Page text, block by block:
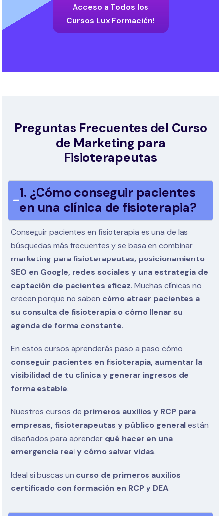
Acceso a Todos los
Cursos Lux Formación!
Preguntas Frecuentes del Curso
de Marketing para
Fisioterapeutas
1. ¿Cómo conseguir pacientes
en una clínica de fisioterapia?
Conseguir pacientes en fisioterapia es una de las
búsquedas más frecuentes y se basa en combinar
marketing para fisioterapeutas, posicionamiento
SEO en Google, redes sociales y una estrategia de
captación de pacientes eficaz. Muchas clínicas no
crecen porque no saben cómo atraer pacientes a
su consulta de fisioterapia o cómo llenar su
agenda de forma constante.
En estos cursos aprenderás paso a paso cómo
conseguir pacientes en fisioterapia, aumentar la
visibilidad de tu clínica y generar ingresos de
forma estable.
Nuestros cursos de primeros auxilios y RCP para
empresas, fisioterapeutas y público generalestán
diseñados para aprender qué hacer en una
emergencia real y cómo salvar vidas.
Ideal si buscas un curso de primeros auxilios
certificado con formación en RCP y DEA.